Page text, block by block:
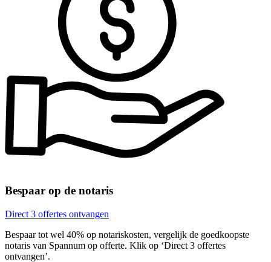
Bespaar op de notaris
Direct 3 offertes ontvangen
Bespaar tot wel 40% op notariskosten, vergelijk de goedkoopste
notaris van Spannum op offerte. Klik op ‘Direct 3 offertes
ontvangen’.